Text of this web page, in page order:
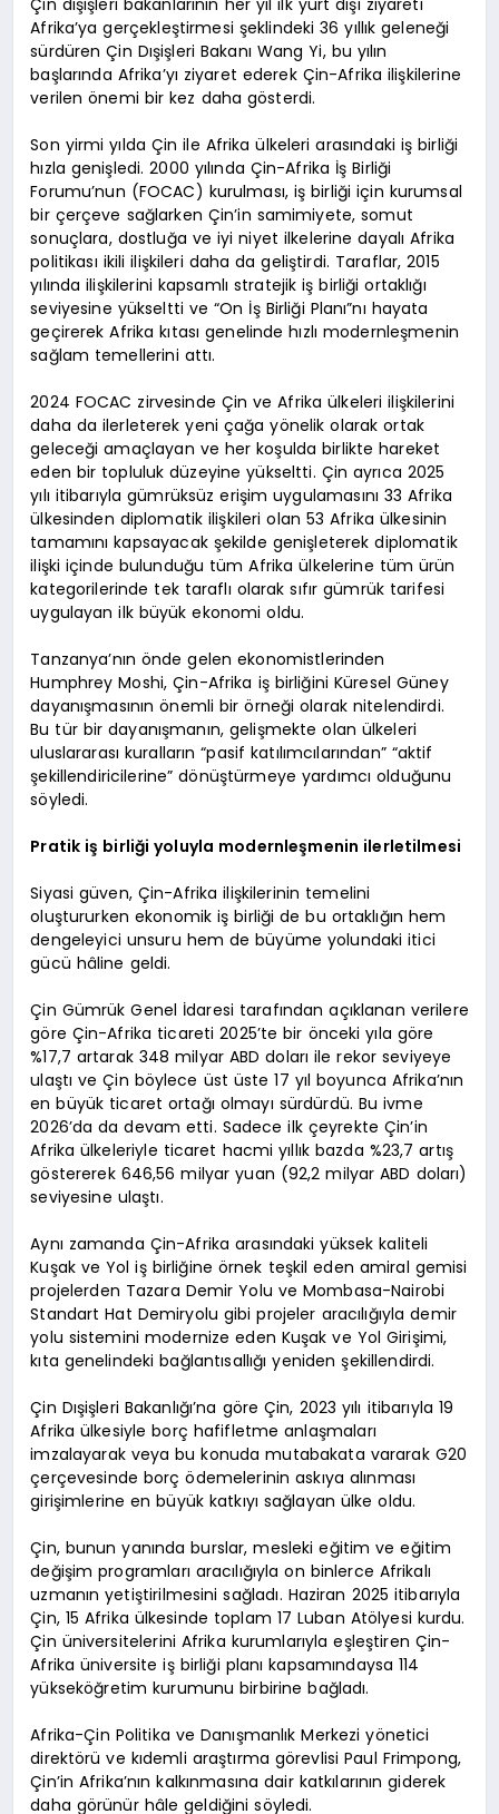
Afrika’ya gerçekleştirmesi şeklindeki 36 yıllık geleneği
sürdüren Çin Dışişleri Bakanı Wang Yi, bu yılın
başlarında Afrika’yı ziyaret ederek Çin-Afrika ilişkilerine
verilen önemi bir kez daha gösterdi.
Son yirmi yılda Çin ile Afrika ülkeleri arasındaki iş birliği
hızla genişledi. 2000 yılında Çin-Afrika İş Birliği
Forumu’nun (FOCAC) kurulması, iş birliği için kurumsal
bir çerçeve sağlarken Çin’in samimiyete, somut
sonuçlara, dostluğa ve iyi niyet ilkelerine dayalı Afrika
politikası ikili ilişkileri daha da geliştirdi. Taraflar, 2015
yılında ilişkilerini kapsamlı stratejik iş birliği ortaklığı
seviyesine yükseltti ve “On İş Birliği Planı”nı hayata
geçirerek Afrika kıtası genelinde hızlı modernleşmenin
sağlam temellerini attı.
2024 FOCAC zirvesinde Çin ve Afrika ülkeleri ilişkilerini
daha da ilerleterek yeni çağa yönelik olarak ortak
geleceği amaçlayan ve her koşulda birlikte hareket
eden bir topluluk düzeyine yükseltti. Çin ayrıca 2025
yılı itibarıyla gümrüksüz erişim uygulamasını 33 Afrika
ülkesinden diplomatik ilişkileri olan 53 Afrika ülkesinin
tamamını kapsayacak şekilde genişleterek diplomatik
ilişki içinde bulunduğu tüm Afrika ülkelerine tüm ürün
kategorilerinde tek taraflı olarak sıfır gümrük tarifesi
uygulayan ilk büyük ekonomi oldu.
Tanzanya’nın önde gelen ekonomistlerinden
Humphrey Moshi, Çin-Afrika iş birliğini Küresel Güney
dayanışmasının önemli bir örneği olarak nitelendirdi.
Bu tür bir dayanışmanın, gelişmekte olan ülkeleri
uluslararası kuralların “pasif katılımcılarından” “aktif
şekillendiricilerine” dönüştürmeye yardımcı olduğunu
söyledi.
Pratik iş birliği yoluyla modernleşmenin ilerletilmesi
Siyasi güven, Çin-Afrika ilişkilerinin temelini
oluştururken ekonomik iş birliği de bu ortaklığın hem
dengeleyici unsuru hem de büyüme yolundaki itici
gücü hâline geldi.
Çin Gümrük Genel İdaresi tarafından açıklanan verilere
göre Çin-Afrika ticareti 2025’te bir önceki yıla göre
%17,7 artarak 348 milyar ABD doları ile rekor seviyeye
ulaştı ve Çin böylece üst üste 17 yıl boyunca Afrika’nın
en büyük ticaret ortağı olmayı sürdürdü. Bu ivme
2026’da da devam etti. Sadece ilk çeyrekte Çin’in
Afrika ülkeleriyle ticaret hacmi yıllık bazda %23,7 artış
göstererek 646,56 milyar yuan (92,2 milyar ABD doları)
seviyesine ulaştı.
Aynı zamanda Çin-Afrika arasındaki yüksek kaliteli
Kuşak ve Yol iş birliğine örnek teşkil eden amiral gemisi
projelerden Tazara Demir Yolu ve Mombasa-Nairobi
Standart Hat Demiryolu gibi projeler aracılığıyla demir
yolu sistemini modernize eden Kuşak ve Yol Girişimi,
kıta genelindeki bağlantısallığı yeniden şekillendirdi.
Çin Dışişleri Bakanlığı’na göre Çin, 2023 yılı itibarıyla 19
Afrika ülkesiyle borç hafifletme anlaşmaları
imzalayarak veya bu konuda mutabakata vararak G20
çerçevesinde borç ödemelerinin askıya alınması
girişimlerine en büyük katkıyı sağlayan ülke oldu.
Çin, bunun yanında burslar, mesleki eğitim ve eğitim
değişim programları aracılığıyla on binlerce Afrikalı
uzmanın yetiştirilmesini sağladı. Haziran 2025 itibarıyla
Çin, 15 Afrika ülkesinde toplam 17 Luban Atölyesi kurdu.
Çin üniversitelerini Afrika kurumlarıyla eşleştiren Çin-
Afrika üniversite iş birliği planı kapsamındaysa 114
yükseköğretim kurumunu birbirine bağladı.
Afrika-Çin Politika ve Danışmanlık Merkezi yönetici
direktörü ve kıdemli araştırma görevlisi Paul Frimpong,
Çin’in Afrika’nın kalkınmasına dair katkılarının giderek
daha görünür hâle geldiğini söyledi.